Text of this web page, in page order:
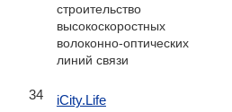
строительство
высокоскоростных
волоконно-оптических
линий связи
34 iCity.Life